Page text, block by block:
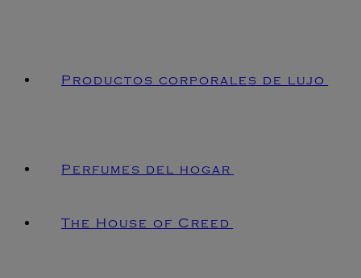
Productos corporales de lujo
Perfumes del hogar
The House of Creed